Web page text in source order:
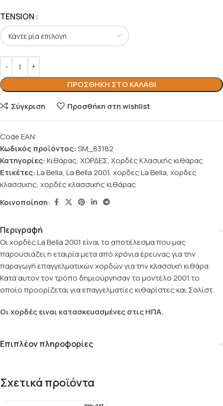
TENSION
ΠΡΟΣΘΉΚΗ ΣΤΟ ΚΑΛΆΘΙ
Σύγκριση Προσθήκη στη wishlist
Code EAN:
Κωδικός προϊόντος:SM_83182
Κατηγορίες:Κιθάρας, ΧΟΡΔΕΣ, Χορδές Κλασικής κιθάρας
Ετικέτες:La Bella, La Bella 2001, χορδες La Bella, χορδες
κλασσικης, χορδές κλασσικής κιθάρας
Κοινοποίηση:
Περιγραφή
Οι χορδές La Bella 2001 είναι το αποτέλεσμα που μας
παρουσιάζει η εταιρία μετα από χρόνια έρευνας για την
παραγωγή επαγγελματικών χορδών για την κλασσική κιθάρα.
Κατά’αυτον τον τρόπο δημιούργησαν το μοντέλο 2001 το
οποίο προορίζεται για επαγγελματίες κιθαρίστες και Σολίστ.
Οι χορδές ειναι κατασκευασμένες στις ΗΠΑ.
Επιπλέον πληροφορίες
Σχετικά προϊόντα